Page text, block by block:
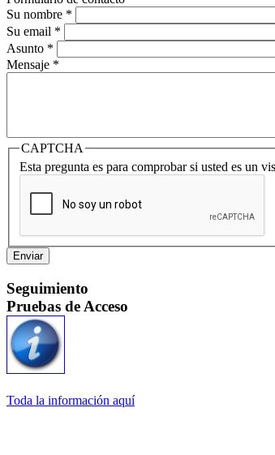
Su nombre *
Su email *
Asunto *
Mensaje *
CAPTCHA
Esta pregunta es para comprobar si usted es un
Seguimiento
Pruebas de Acceso
Toda la información aquí